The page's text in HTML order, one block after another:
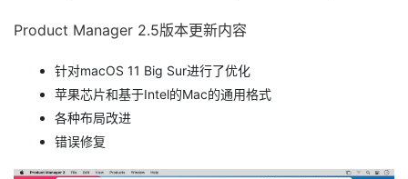
Product Manager 2.5版本更新内容
针对macOS 11 Big Sur进行了优化
苹果芯片和基于Intel的Mac的通用格式
各种布局改进
错误修复